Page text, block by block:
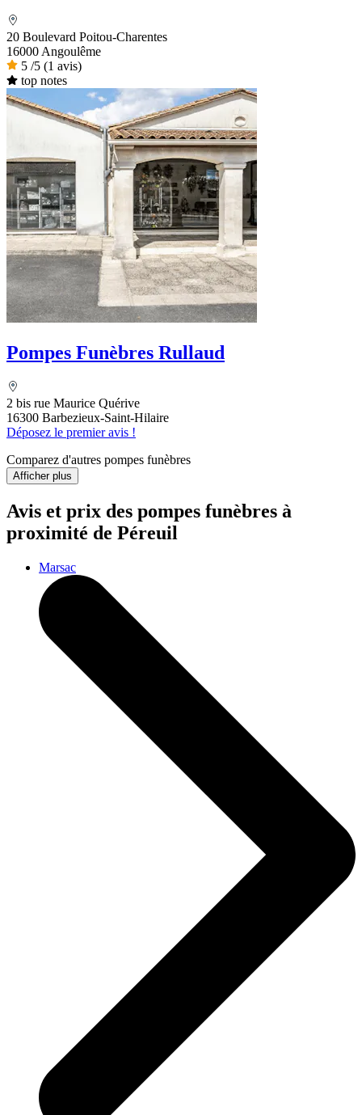
20 Boulevard Poitou-Charentes
16000 Angoulême
5 /5 (1 avis)
top notes
Pompes Funèbres Rullaud
2 bis rue Maurice Quérive
16300 Barbezieux-Saint-Hilaire
Déposez le premier avis !
Comparez d'autres pompes funèbres
Afficher plus
Avis et prix des pompes funèbres à
proximité de Péreuil
Marsac